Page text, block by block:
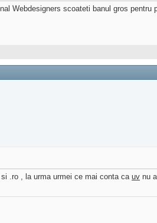
Webdesigners scoateti banul gros pentru
.ro , la urma urmei ce mai conta ca uv nu